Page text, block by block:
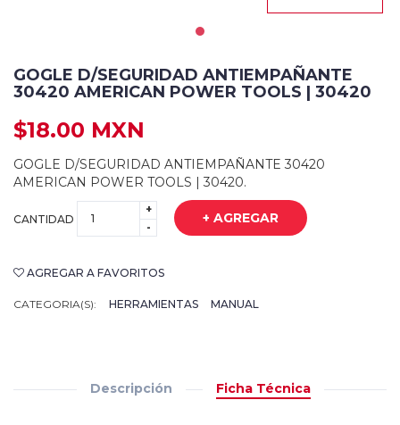
GOGLE D/SEGURIDAD ANTIEMPAÑANTE
30420 AMERICAN POWER TOOLS | 30420
$18.00 MXN
GOGLE D/SEGURIDAD ANTIEMPAÑANTE 30420
AMERICAN POWER TOOLS | 30420.
CANTIDAD
+
-
+ AGREGAR
AGREGAR A FAVORITOS
CATEGORIA(S): HERRAMIENTAS MANUAL
Descripción Ficha Técnica